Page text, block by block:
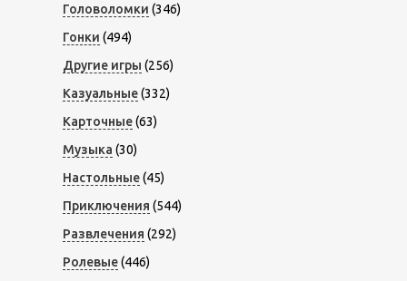
Головоломки (346)
Гонки (494)
Другие игры (256)
Казуальные(332)
Карточные(63)
Музыка (30)
Настольные(45)
Приключения (544)
Развлечения (292)
Ролевые(446)